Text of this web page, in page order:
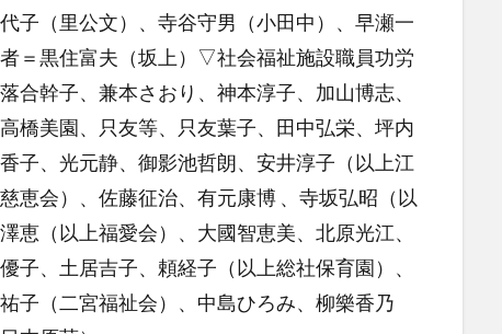
子（里公文）、寺谷守男（小田中）、早瀬一
＝黒住富夫（坂上）▽社会福祉施設職員功労
合幹子、兼本さおり、神本淳子、加山博志、
橋美園、只友等、只友葉子、田中弘栄、坪内
子、光元静、御影池哲朗、安井淳子（以上江
恵会）、佐藤征治、有元康博 、寺坂弘昭（以
恵（以上福愛会）、大國智恵美、北原光江、
子、土居吉子、頼経子（以上総社保育園）、
子（二宮福祉会）、中島ひろみ、柳樂香乃